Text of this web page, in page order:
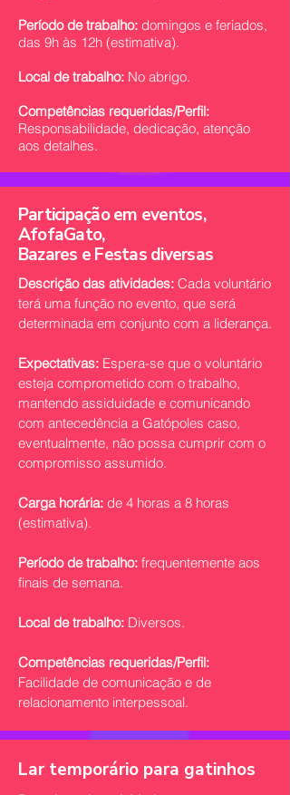
Período de trabalho: domingos e feriados,
das 9h às 12h (estimativa).
Local de trabalho: No abrigo.
Competências requeridas/Perfil:
Responsabilidade, dedicação, atenção
aos detalhes.
Participação em eventos,
AfofaGato,
Bazares e Festas diversas
Descrição das atividades: Cada voluntário
terá uma função no evento, que será
determinada em conjunto com a liderança.
Expectativas: Espera-se que o voluntário
esteja comprometido com o trabalho,
mantendo assiduidade e comunicando
com antecedência a Gatópoles caso,
eventualmente, não possa cumprir com o
compromisso assumido.
Carga horária: de 4 horas a 8 horas
(estimativa).
Período de trabalho: frequentemente aos
finais de semana.
Local de trabalho: Diversos.
Competências requeridas/Perfil:
Facilidade de comunicação e de
relacionamento interpessoal.
Lar temporário para gatinhos